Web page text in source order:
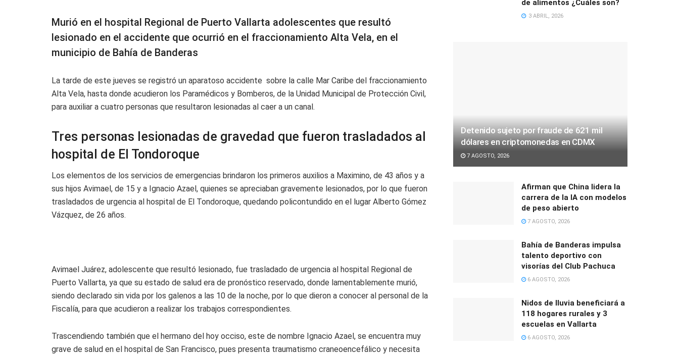
Murió en el hospital Regional de Puerto Vallarta adolescentes que resultó
lesionado en el accidente que ocurrió en el fraccionamiento Alta Vela, en el
municipio de Bahía de Banderas
La tarde de este jueves se registró un aparatoso accidente sobre la calle Mar Caribe del fraccionamiento
Alta Vela, hasta donde acudieron los Paramédicos y Bomberos, de la Unidad Municipal de Protección Civil,
para auxiliar a cuatro personas que resultaron lesionadas al caer a un canal.
Tres personas lesionadas de gravedad que fueron trasladados al
hospital de El Tondoroque
Los elementos de los servicios de emergencias brindaron los primeros auxilios a Maximino, de 43 años y a
sus hijos Avimael, de 15 y a Ignacio Azael, quienes se apreciaban gravemente lesionados, por lo que fueron
trasladados de urgencia al hospital de El Tondoroque, quedando policontundido en el lugar Alberto Gómez
Vázquez, de 26 años.
Avimael Juárez, adolescente que resultó lesionado, fue trasladado de urgencia al hospital Regional de
Puerto Vallarta, ya que su estado de salud era de pronóstico reservado, donde lamentablemente murió,
siendo declarado sin vida por los galenos a las 10 de la noche, por lo que dieron a conocer al personal de la
Fiscalía, para que acudieron a realizar los trabajos correspondientes.
Trascendiendo también que el hermano del hoy occiso, este de nombre Ignacio Azael, se encuentra muy
grave de salud en el hospital de San Francisco, pues presenta traumatismo craneoencefálico y necesita
de alimentos ¿Cuáles son?
3 ABRIL, 2026
Detenido sujeto por fraude de 621 mil
dólares en criptomonedas en CDMX
7 AGOSTO, 2026
Afirman que China lidera la
carrera de la IA con modelos
de peso abierto
7 AGOSTO, 2026
Bahía de Banderas impulsa
talento deportivo con
visorías del Club Pachuca
6 AGOSTO, 2026
Nidos de lluvia beneficiará a
118 hogares rurales y 3
escuelas en Vallarta
6 AGOSTO, 2026